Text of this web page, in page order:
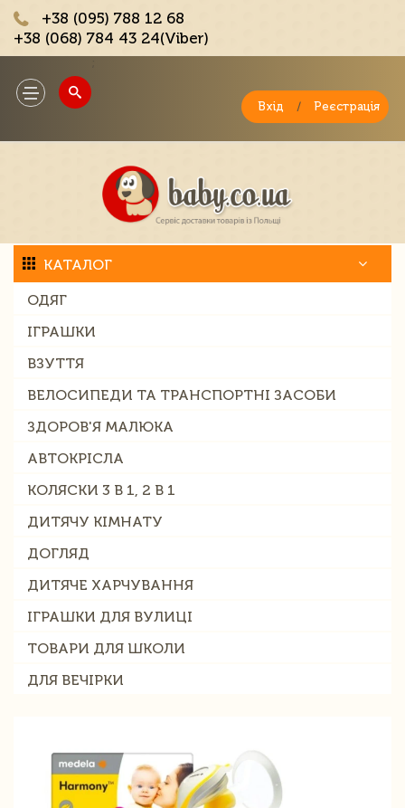
+38 (095) 788 12 68
+38 (068) 784 43 24(Viber)
Toggle
navigation
Вхід / Реєстрація
КАТАЛОГ
ОДЯГ
ІГРАШКИ
ВЗУТТЯ
ВЕЛОСИПЕДИ ТА ТРАНСПОРТНІ ЗАСОБИ
ЗДОРОВ'Я МАЛЮКА
АВТОКРІСЛА
КОЛЯСКИ 3 В 1, 2 В 1
ДИТЯЧУ КІМНАТУ
ДОГЛЯД
ДИТЯЧЕ ХАРЧУВАННЯ
ІГРАШКИ ДЛЯ ВУЛИЦІ
ТОВАРИ ДЛЯ ШКОЛИ
ДЛЯ ВЕЧІРКИ